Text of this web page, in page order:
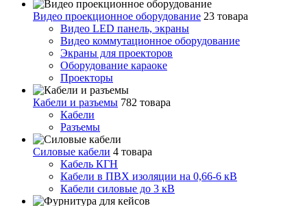
Видео проекционное оборудование 23 товара
Видео LED панель, экраны
Видео коммутационное оборудование
Экраны для проекторов
Оборудование караоке
Проекторы
Кабели и разъемы 782 товара
Кабели
Разъемы
Силовые кабели 4 товара
Кабель КГН
Кабели в ПВХ изоляции на 0,66-6 кВ
Кабели силовые до 3 кВ